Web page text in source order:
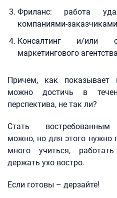
Фриланс: работа
компаниями-
Консалтинг и/или
маркетингового
Причем, как показывает
можно достичь в
перспектива, не так ли?
Стать востребованным
можно, но для этого нужно
много учиться,
держать ухо востро.
Если готовы – дерзайте!